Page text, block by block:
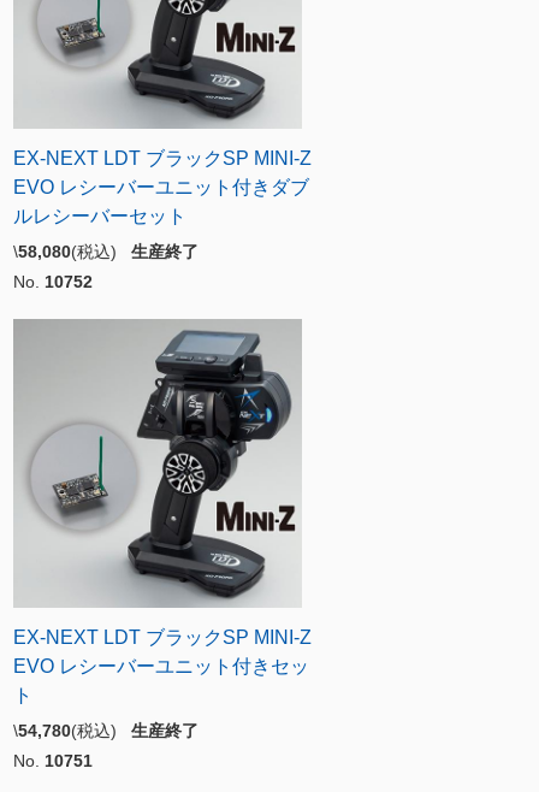
EX-NEXT LDT ブラックSP MINI-Z
EVO レシーバーユニット付きダブ
ルレシーバーセット
\58,080(税込) 生産終了
No. 10752
EX-NEXT LDT ブラックSP MINI-Z
EVO レシーバーユニット付きセッ
ト
\54,780(税込) 生産終了
No. 10751